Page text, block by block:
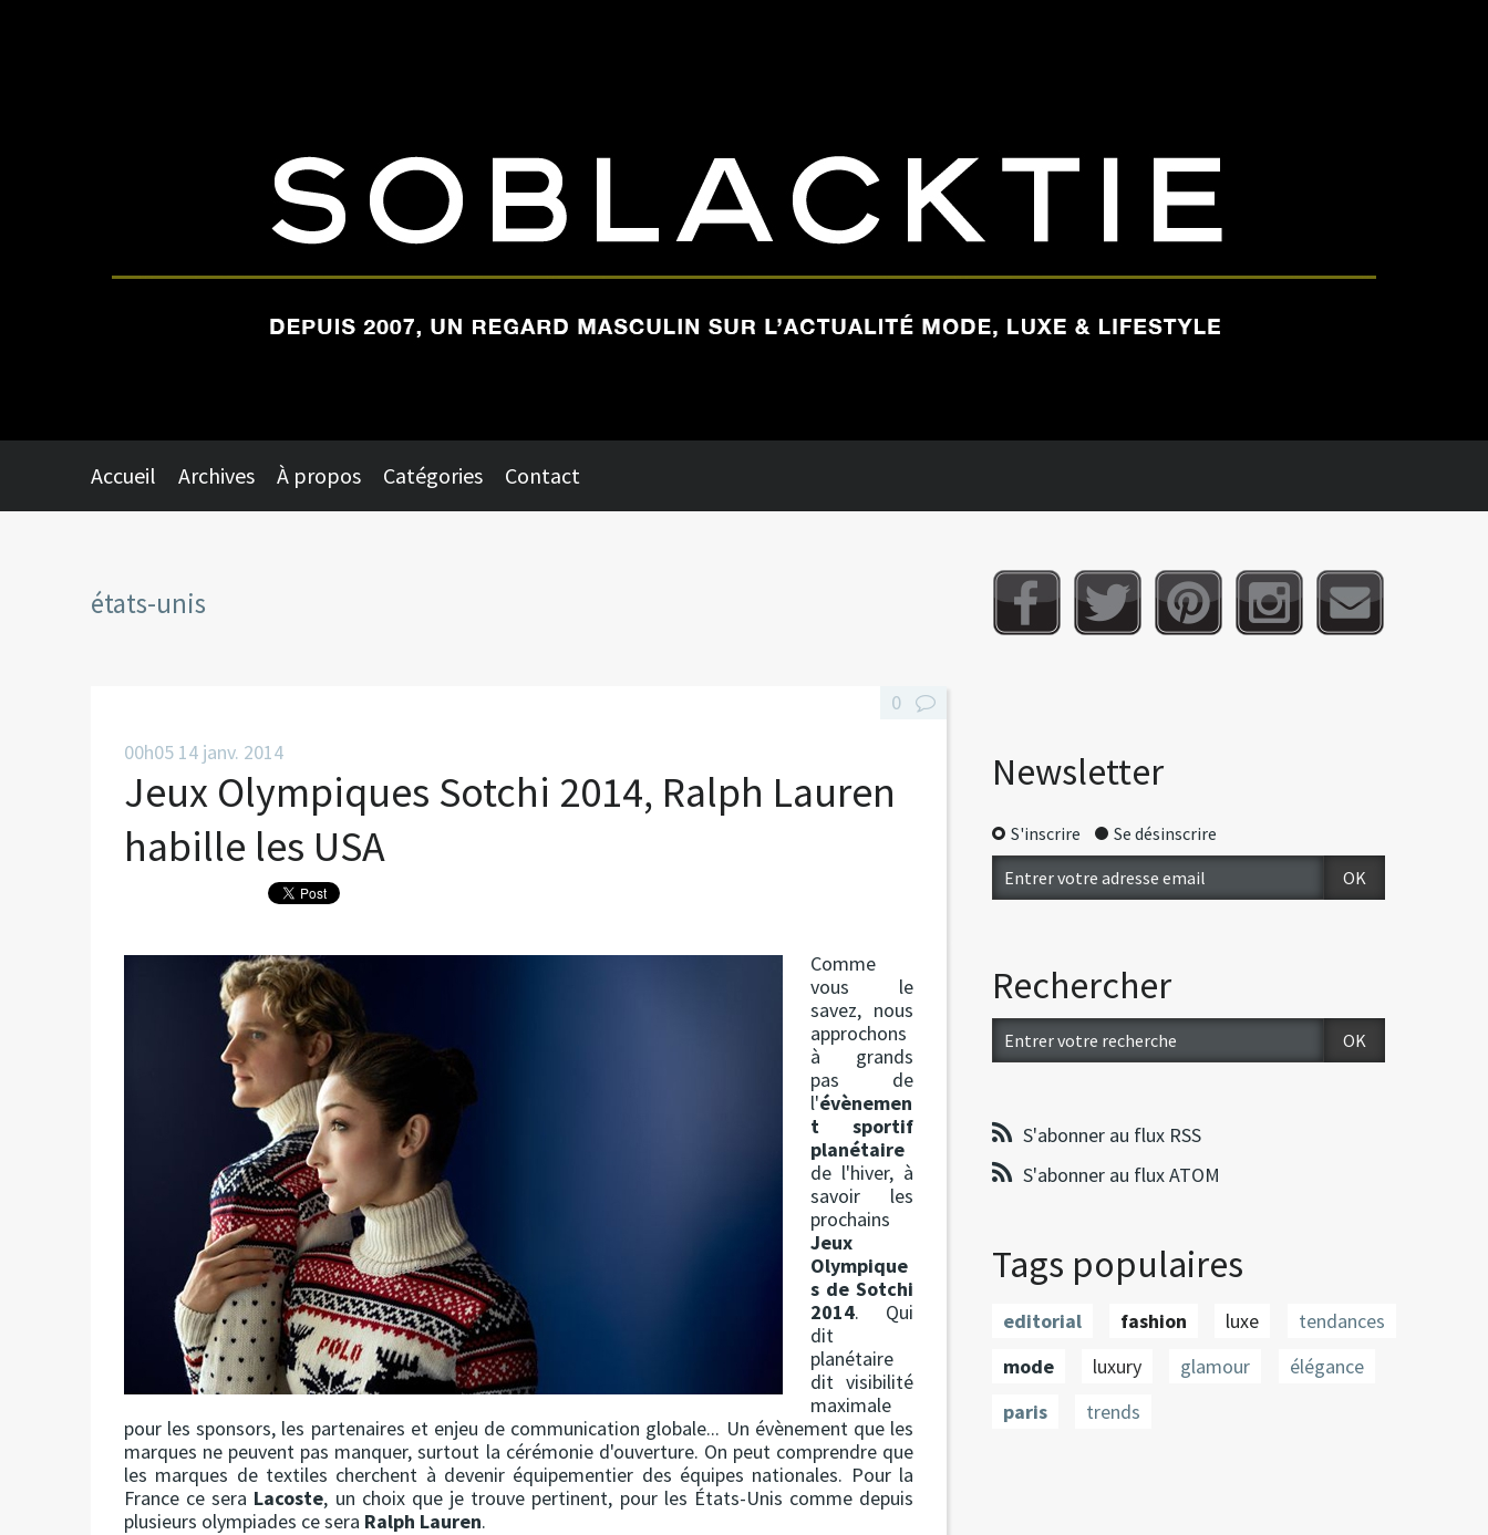
Accueil Archives À propos Catégories Contact
états-unis
00h05 14 janv. 2014
Jeux Olympiques Sotchi 2014, Ralph Lauren
habille les USA
Comme
vous le
savez, nous
approchons
à grands
pas de
l'évènemen
t sportif
planétaire
de l'hiver, à
savoir les
prochains
Jeux
Olympique
s de Sotchi
2014. Qui
dit
planétaire
dit visibilité
maximale
pour les sponsors, les partenaires et enjeu de communication globale... Un évènement que les
marques ne peuvent pas manquer, surtout la cérémonie d'ouverture. On peut comprendre que
les marques de textiles cherchent à devenir équipementier des équipes nationales. Pour la
France ce sera Lacoste, un choix que je trouve pertinent, pour les États-Unis comme depuis
plusieurs olympiades ce sera Ralph Lauren.
0
Newsletter
S'inscrire Se désinscrire
Rechercher
S'abonner au flux RSS
S'abonner au flux ATOM
Tags populaires
editorial fashion luxe
tendances
mode
luxury glamour
élégance
paris
trends